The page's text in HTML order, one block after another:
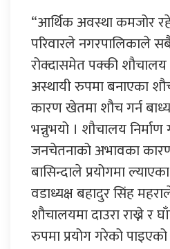
“आर्थिक अवस्था कमजोर
परिवारले नगरपालिकाले
रोक्दासमेत पक्की शौचालय
अस्थायी रुपमा बनाएका
कारण खेतमा शौच गर्न
भन्नुभयो । शौचालय
जनचेतनाको अभावका
बासिन्दाले प्रयोगमा
वडाध्यक्ष बहादुर सिंह
शौचालयमा दाउरा राख्ने र
रुपमा प्रयोग गरेको